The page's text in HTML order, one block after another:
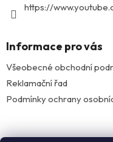
https://
Informace pro vás
Všeobecné obchodní
Reklamační řad
Podmínky ochrany